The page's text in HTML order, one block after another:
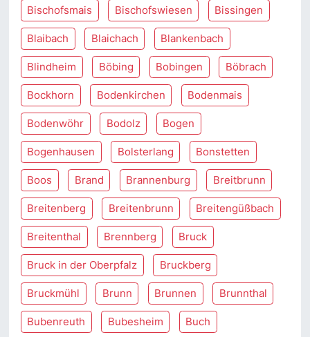
Bischofsmais Bischofswiesen Bissingen
Blaibach Blaichach Blankenbach
Blindheim Böbing Bobingen Böbrach
Bockhorn Bodenkirchen Bodenmais
Bodenwöhr Bodolz Bogen
Bogenhausen Bolsterlang Bonstetten
Boos Brand Brannenburg Breitbrunn
Breitenberg Breitenbrunn Breitengüßbach
Breitenthal Brennberg Bruck
Bruck in der Oberpfalz Bruckberg
Bruckmühl Brunn Brunnen Brunnthal
Bubenreuth Bubesheim Buch